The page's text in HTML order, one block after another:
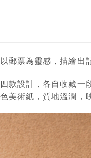
以郵票為靈感，描繪出
四款設計，各自收藏一
色美術紙，質地溫潤，